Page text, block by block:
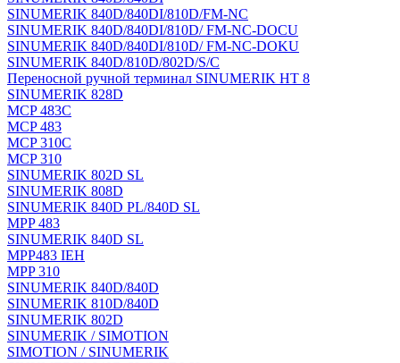
SINUMERIK 840D/840DI/810D/FM-NC
SINUMERIK 840D/840DI/810D/ FM-NC-DOCU
SINUMERIK 840D/840DI/810D/ FM-NC-DOKU
SINUMERIK 840D/810D/802D/S/C
Переносной ручной терминал SINUMERIK HT 8
SINUMERIK 828D
MCP 483C
MCP 483
MCP 310C
MCP 310
SINUMERIK 802D SL
SINUMERIK 808D
SINUMERIK 840D PL/840D SL
MPP 483
SINUMERIK 840D SL
MPP483 IEH
MPP 310
SINUMERIK 840D/840D
SINUMERIK 810D/840D
SINUMERIK 802D
SINUMERIK / SIMOTION
SIMOTION / SINUMERIK